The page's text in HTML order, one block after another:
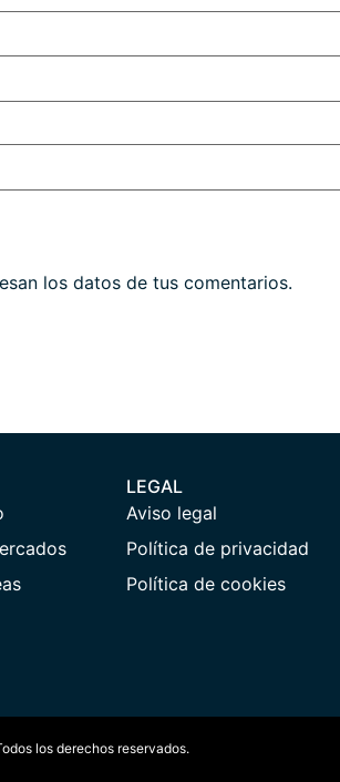
los datos de tus comentarios.
LEGAL
Aviso legal
Política de privacidad
Política de cookies
los derechos reservados.